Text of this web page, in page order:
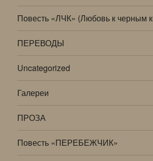
Повесть «ЛЧК» (Любовь к черным
ПЕРЕВОДЫ
Uncategorized
Галереи
ПРОЗА
Повесть «ПЕРЕБЕЖЧИК»